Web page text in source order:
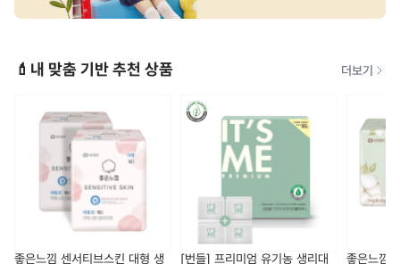
💄내 맞춤 기반 추천 상품 더보기
좋은느낌 센서티브스킨 대형 생 [번들] 프리미엄 유기농 생리대 좋은느낌